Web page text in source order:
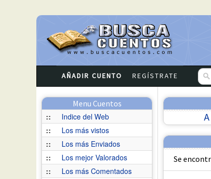
AÑADIR CUENTO REGÍSTRATE
Menu Cuentos
::
Indice del Web
::
Los más vistos
::
Los más Enviados
::
Los mejor Valorados
::
Los más Comentados
A
Se